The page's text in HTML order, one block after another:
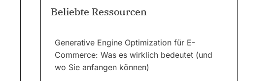
Beliebte Ressourcen
Generative Engine Optimization für E-
Commerce: Was es wirklich bedeutet (und
wo Sie anfangen können)